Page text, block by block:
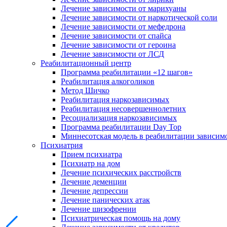
Лечение зависимости от марихуаны
Лечение зависимости от наркотической соли
Лечение зависимости от мефедрона
Лечение зависимости от спайса
Лечение зависимости от героина
Лечение зависимости от ЛСД
Реабилитационный центр
Программа реабилитации «12 шагов»
Реабилитация алкоголиков
Метод Шичко
Реабилитация наркозависимых
Реабилитация несовершеннолетних
Ресоциализация наркозависимых
Программа реабилитации Day Top
Миннесотская модель в реабилитации
Психиатрия
Прием психиатра
Психиатр на дом
Лечение психических расстройств
Лечение деменции
Лечение депрессии
Лечение панических атак
Лечение шизофрении
Психиатрическая помощь на дому